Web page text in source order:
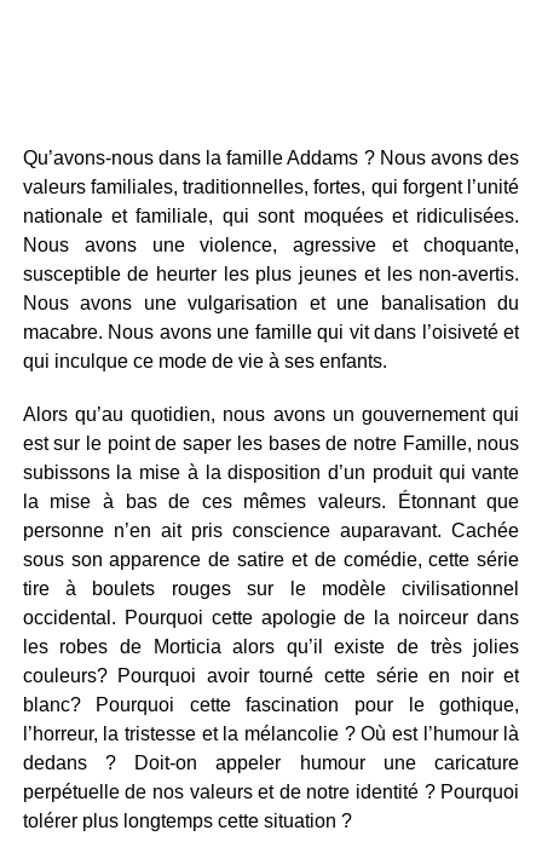
Qu’avons-nous dans la famille Addams ? Nous avons des
valeurs familiales, traditionnelles, fortes, qui forgent l’unité
nationale et familiale, qui sont moquées et ridiculisées.
Nous avons une violence, agressive et choquante,
susceptible de heurter les plus jeunes et les non-avertis.
Nous avons une vulgarisation et une banalisation du
macabre. Nous avons une famille qui vit dans l’oisiveté et
qui inculque ce mode de vie à ses enfants.
Alors qu’au quotidien, nous avons un gouvernement qui
est sur le point de saper les bases de notre Famille, nous
subissons la mise à la disposition d’un produit qui vante
la mise à bas de ces mêmes valeurs. Étonnant que
personne n’en ait pris conscience auparavant. Cachée
sous son apparence de satire et de comédie, cette série
tire à boulets rouges sur le modèle civilisationnel
occidental. Pourquoi cette apologie de la noirceur dans
les robes de Morticia alors qu’il existe de très jolies
couleurs? Pourquoi avoir tourné cette série en noir et
blanc? Pourquoi cette fascination pour le gothique,
l’horreur, la tristesse et la mélancolie ? Où est l’humour là
dedans ? Doit-on appeler humour une caricature
perpétuelle de nos valeurs et de notre identité ? Pourquoi
tolérer plus longtemps cette situation ?